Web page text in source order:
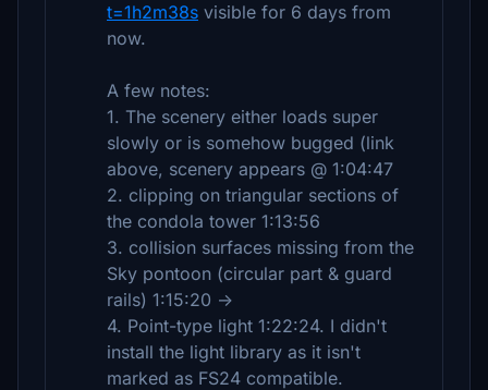
t=1h2m38s visible for 6 days from
now.
A few notes:
1. The scenery either loads super
slowly or is somehow bugged (link
above, scenery appears @ 1:04:47
2. clipping on triangular sections of
the condola tower 1:13:56
3. collision surfaces missing from the
Sky pontoon (circular part & guard
rails) 1:15:20 →
4. Point-type light 1:22:24. I didn't
install the light library as it isn't
marked as FS24 compatible.